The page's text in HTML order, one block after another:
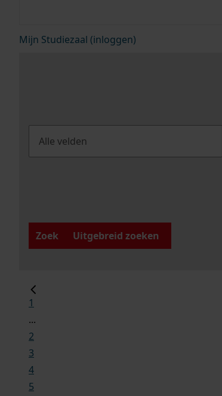
Mijn Studiezaal (inloggen)
Zoek
Uitgebreid zoeken
1
...
2
3
4
5